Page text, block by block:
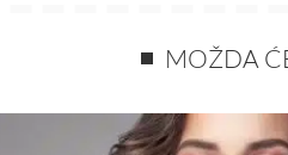
MOŽDA